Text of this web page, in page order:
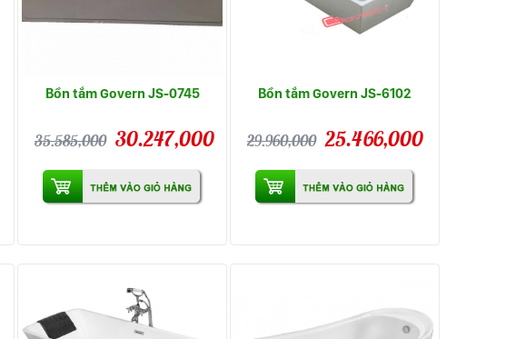
Bồn tắm Govern JS-0745
35.585,000 30.247,000
Bồn tắm Govern JS-6102
29.960,000 25.466,000